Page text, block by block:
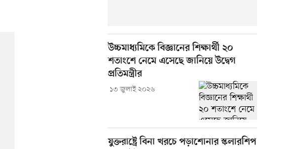
উচ্চমাধ্যমিকে বিজ্ঞানের শিক্ষার্থী ২০
শতাংশে নেমে এসেছে জানিয়ে উদ্বেগ
প্রতিমন্ত্রীর
১৩ জুলাই ২০২৬
যুক্তরাষ্ট্রে বিনা খরচে পড়াশোনার স্কলারশিপ